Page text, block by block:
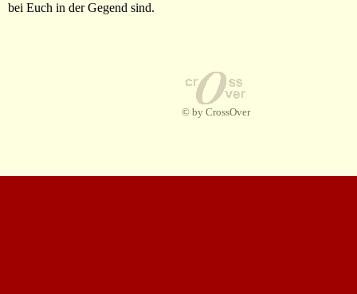
bei Euch in der Gegend sind.
© by CrossOver